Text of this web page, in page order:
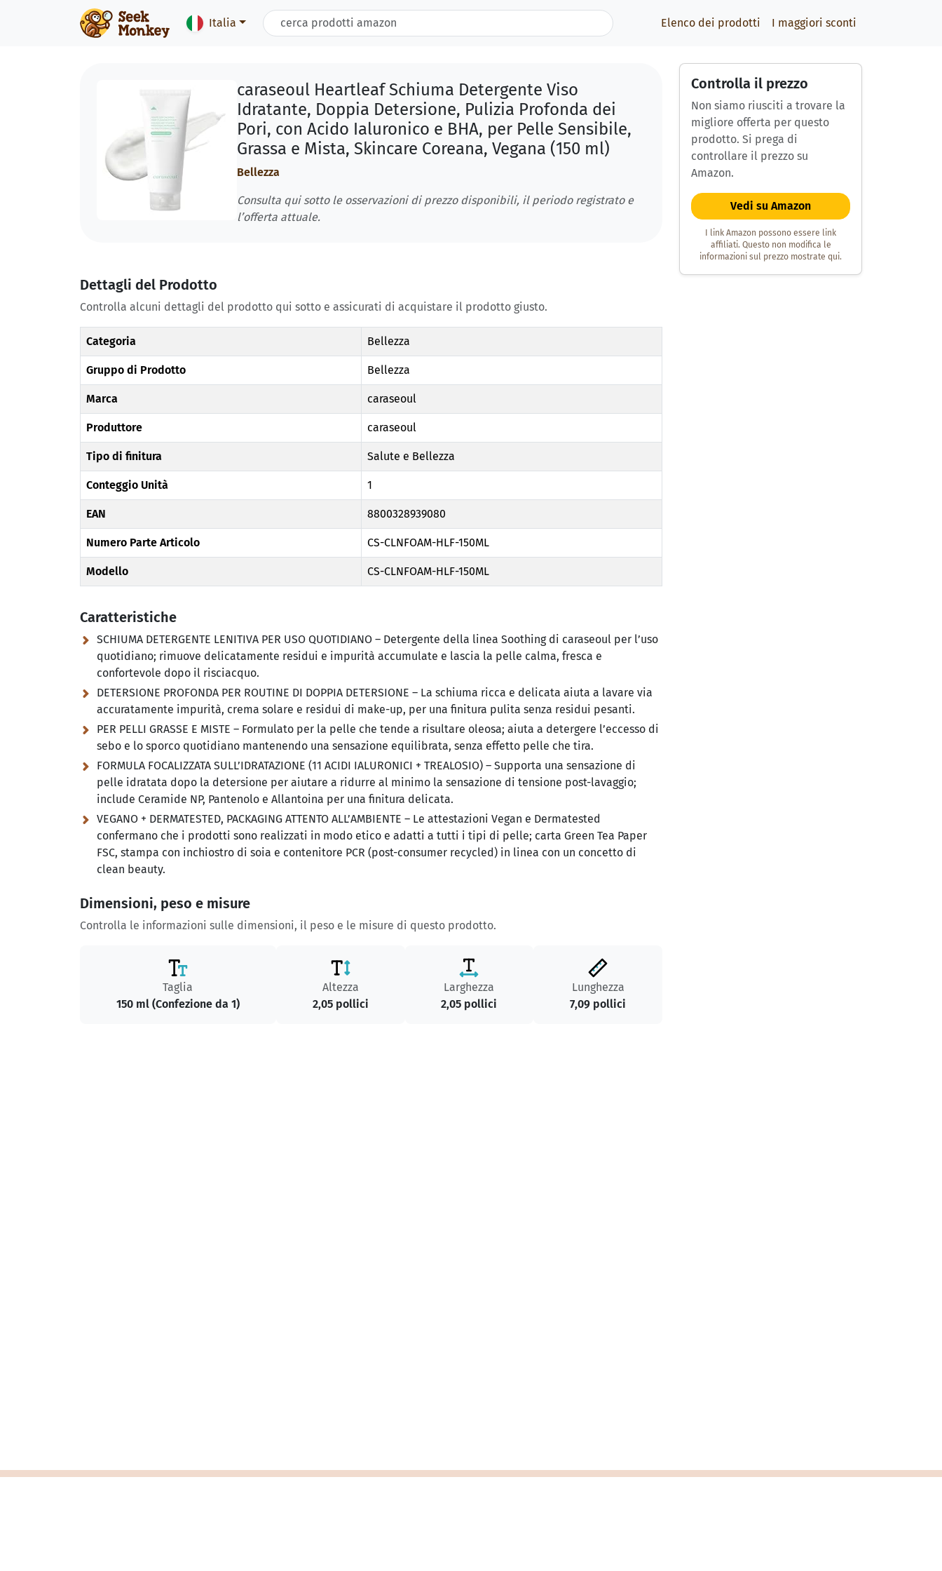
Italia Elenco dei prodotti I maggiori sconti
caraseoul Heartleaf Schiuma Detergente Viso
Idratante, Doppia Detersione, Pulizia Profonda dei
Pori, con Acido Ialuronico e BHA, per Pelle Sensibile,
Grassa e Mista, Skincare Coreana, Vegana (150 ml)
Bellezza
Consulta qui sotto le osservazioni di prezzo disponibili, il periodo registrato e
l’offerta attuale.
Dettagli del Prodotto
Controlla alcuni dettagli del prodotto qui sotto e assicurati di acquistare il prodotto giusto.
Categoria Bellezza
Gruppo di Prodotto Bellezza
Marca caraseoul
Produttore caraseoul
Tipo di finitura Salute e Bellezza
Conteggio Unità 1
EAN 8800328939080
Numero Parte Articolo CS-CLNFOAM-HLF-150ML
Modello CS-CLNFOAM-HLF-150ML
Caratteristiche
SCHIUMA DETERGENTE LENITIVA PER USO QUOTIDIANO – Detergente della linea Soothing di caraseoul per l’uso
quotidiano; rimuove delicatamente residui e impurità accumulate e lascia la pelle calma, fresca e
confortevole dopo il risciacquo.
DETERSIONE PROFONDA PER ROUTINE DI DOPPIA DETERSIONE – La schiuma ricca e delicata aiuta a lavare via
accuratamente impurità, crema solare e residui di make-up, per una finitura pulita senza residui pesanti.
PER PELLI GRASSE E MISTE – Formulato per la pelle che tende a risultare oleosa; aiuta a detergere l’eccesso di
sebo e lo sporco quotidiano mantenendo una sensazione equilibrata, senza effetto pelle che tira.
FORMULA FOCALIZZATA SULL’IDRATAZIONE (11 ACIDI IALURONICI + TREALOSIO) – Supporta una sensazione di
pelle idratata dopo la detersione per aiutare a ridurre al minimo la sensazione di tensione post-lavaggio;
include Ceramide NP, Pantenolo e Allantoina per una finitura delicata.
VEGANO + DERMATESTED, PACKAGING ATTENTO ALL’AMBIENTE – Le attestazioni Vegan e Dermatested
confermano che i prodotti sono realizzati in modo etico e adatti a tutti i tipi di pelle; carta Green Tea Paper
FSC, stampa con inchiostro di soia e contenitore PCR (post-consumer recycled) in linea con un concetto di
clean beauty.
Dimensioni, peso e misure
Controlla le informazioni sulle dimensioni, il peso e le misure di questo prodotto.
Taglia
150 ml (Confezione da 1)
Altezza
2,05 pollici
Larghezza
2,05 pollici
Lunghezza
7,09 pollici
Controlla il prezzo
Non siamo riusciti a trovare la
migliore offerta per questo
prodotto. Si prega di
controllare il prezzo su
Amazon.
Vedi su Amazon
I link Amazon possono essere link
affiliati. Questo non modifica le
informazioni sul prezzo mostrate qui.